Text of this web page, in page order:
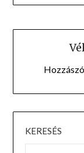
KERESÉS